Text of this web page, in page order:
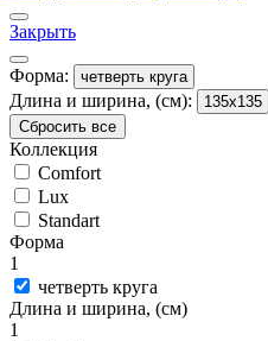
Закрыть
Форма: четверть круга
Длина и ширина, (см):
135x135
Сбросить все
Коллекция
Comfort
Lux
Standart
Форма
1
четверть круга
Длина и ширина, (см)
1